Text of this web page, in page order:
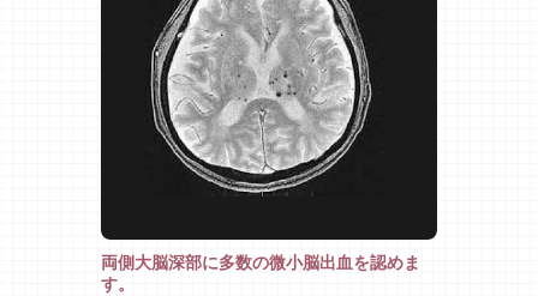
両側大脳深部に多数の微小脳出血を認めま
す。